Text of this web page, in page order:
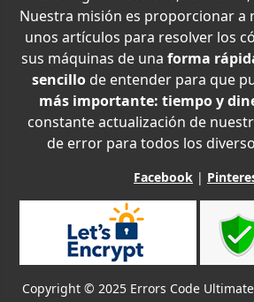
Nuestra misión es proporcionar a
unos artículos para resolver los
sus máquinas de una forma
sencillode entender para que
más importante: tiempo y
constante actualización de
de error para todos los
Facebook |
Copyright © 2025 Errors Code